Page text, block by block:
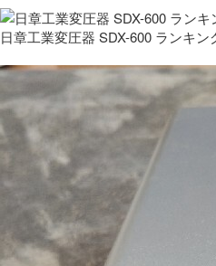
日章工業変圧器 SDX-600 ランキ